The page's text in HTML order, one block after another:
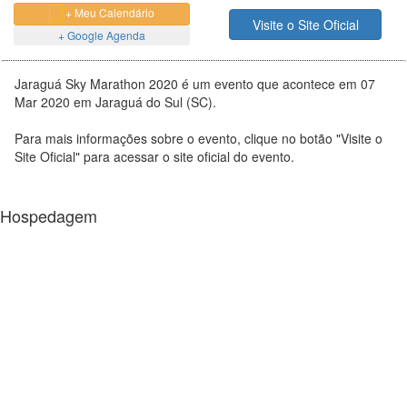
+ Meu Calendário
+ Google Agenda
Visite o Site Oficial
Jaraguá Sky Marathon 2020 é um evento que acontece em 07
Mar 2020 em Jaraguá do Sul (SC).
Para mais informações sobre o evento, clique no botão "Visite o
Site Oficial" para acessar o site oficial do evento.
Hospedagem